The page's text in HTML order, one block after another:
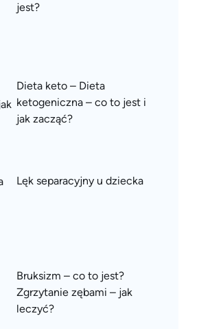
jest?
Dieta keto – Dieta
ketogeniczna – co to jest i
jak zacząć?
Lęk separacyjny u dziecka
Bruksizm – co to jest?
Zgrzytanie zębami – jak
leczyć?